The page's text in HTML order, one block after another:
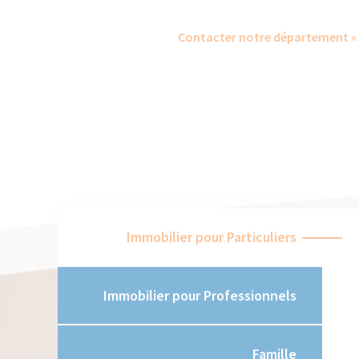
Contacter notre département «
Immobilier pour Particuliers
Immobilier pour Professionnels
Famille